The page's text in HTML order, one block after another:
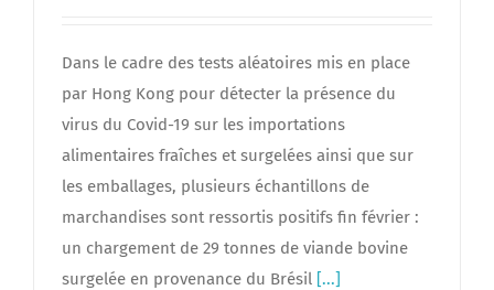
Dans le cadre des tests aléatoires mis en place
par Hong Kong pour détecter la présence du
virus du Covid-19 sur les importations
alimentaires fraîches et surgelées ainsi que sur
les emballages, plusieurs échantillons de
marchandises sont ressortis positifs fin février :
un chargement de 29 tonnes de viande bovine
surgelée en provenance du Brésil [...]